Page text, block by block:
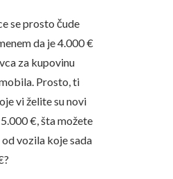
se prosto čude
da je 4.000 €
za kupovinu
Prosto, ti
vi želite su novi
€, šta možete
vozila koje sada